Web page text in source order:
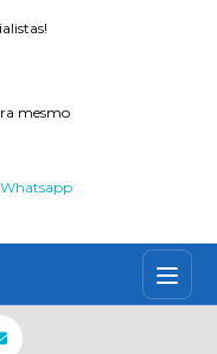
mesmo